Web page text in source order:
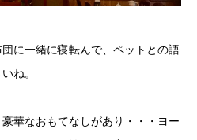
に一緒に寝転んで、ペットとの語
ね。
華なおもてなしがあり・・・ヨー